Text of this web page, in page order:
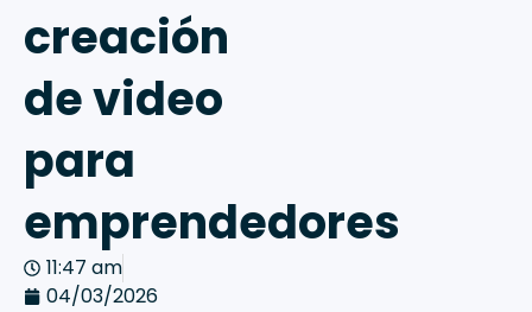
creación
de video
para
emprendedores
11:47 am
04/03/2026